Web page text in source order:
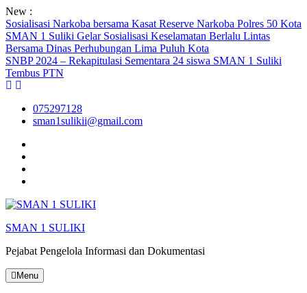
Skip
to
content
New :
Sosialisasi Narkoba bersama Kasat Reserve Narkoba Polres 50 Kota
SMAN 1 Suliki Gelar Sosialisasi Keselamatan Berlalu Lintas
Bersama Dinas Perhubungan Lima Puluh Kota
SNBP 2024 – Rekapitulasi Sementara 24 siswa SMAN 1 Suliki
Tembus PTN
075297128
sman1sulikii@gmail.com
SMAN 1 SULIKI
Pejabat Pengelola Informasi dan Dokumentasi
Menu